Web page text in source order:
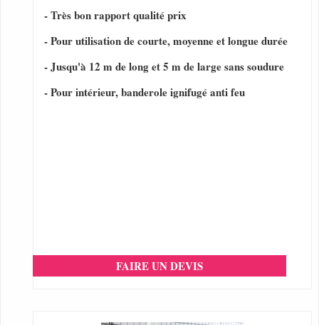
- Très bon rapport qualité prix
- Pour utilisation de courte, moyenne et longue durée
- Jusqu'à 12 m de long et 5 m de large sans soudure
- Pour intérieur, banderole ignifugé anti feu
FAIRE UN DEVIS